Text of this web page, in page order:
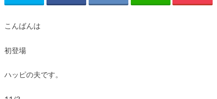
こんばんは
初登場
ハッピの夫です。